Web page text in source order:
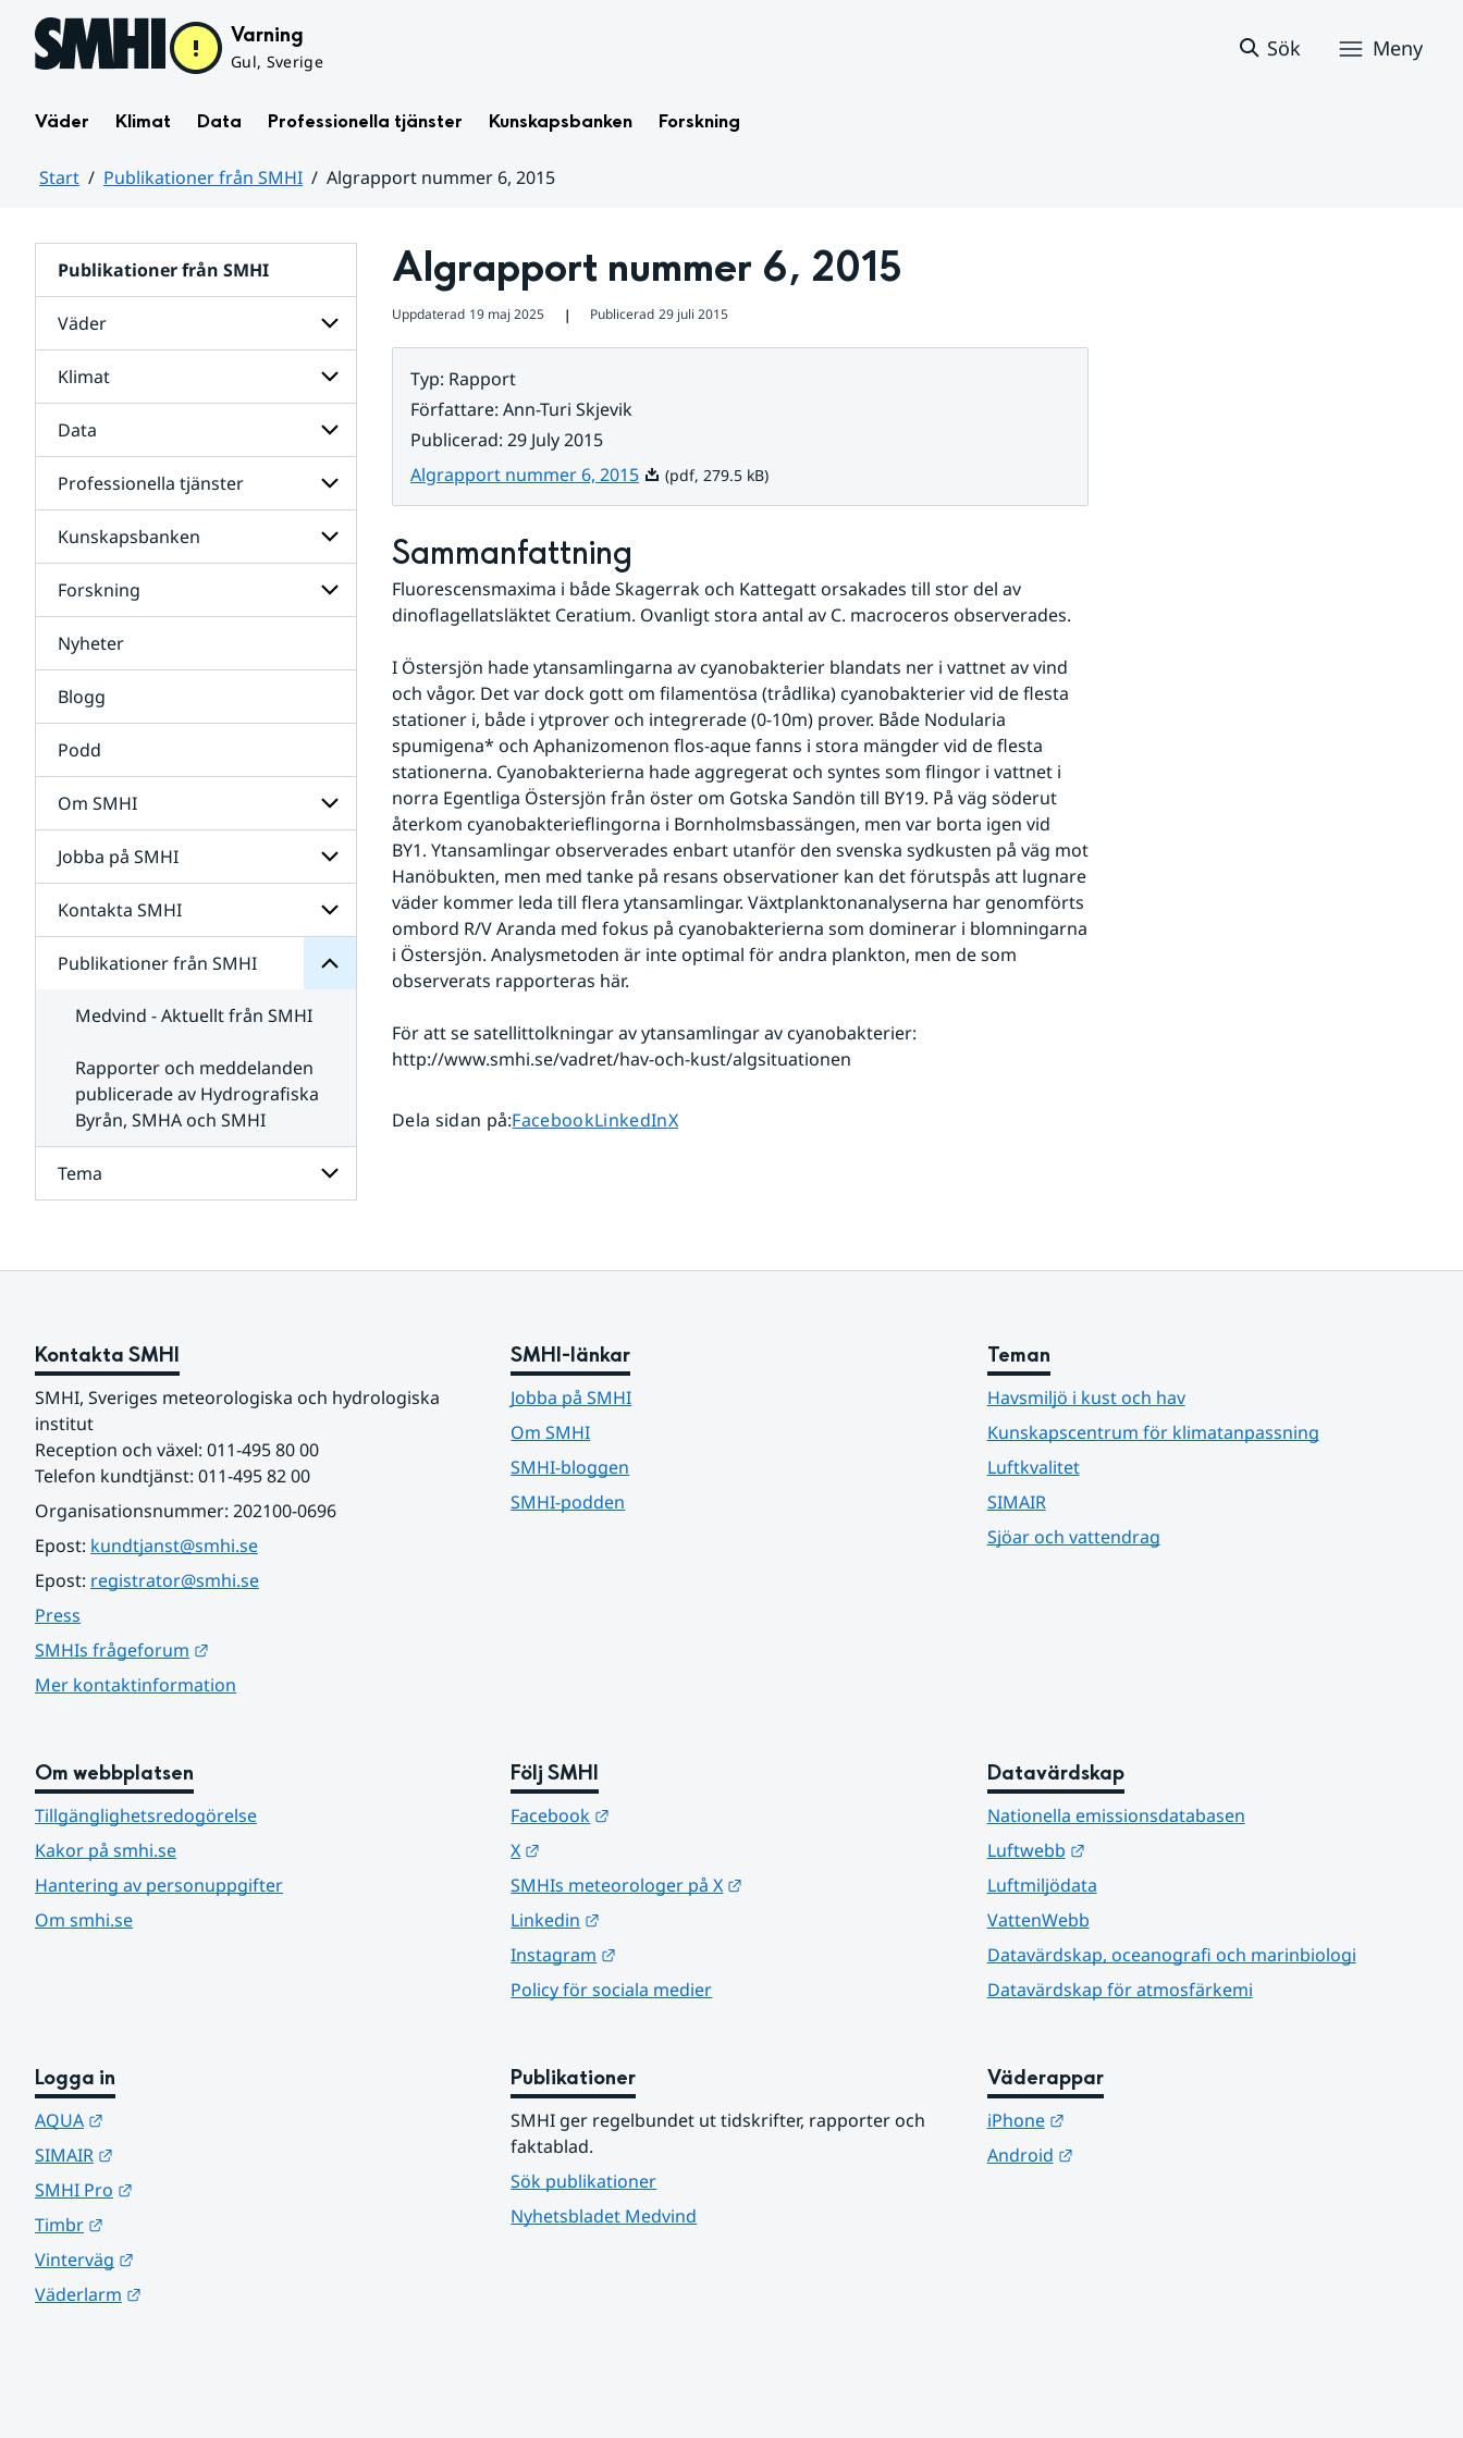
Hoppa till sidans innehåll Varning
Gul, Sverige
Sök Meny
Väder Klimat Data Professionella tjänster Kunskapsbanken Forskning
Start Publikationer från SMHI
Algrapport nummer 6, 2015
Publikationer från SMHI
Väder
Undersidor
för
Väder
Klimat
Undersidor
för
Klimat
Data
Undersidor
för
Data
Professionella tjänster
Undersidor
för
Professionella
tjänster
Kunskapsbanken
Undersidor
för
Kunskapsbanken
Forskning
för
Forskning
Nyheter
Blogg
Podd
Om SMHI
Undersidor
för
Om
SMHI
Jobba på SMHI
Undersidor
för
Jobba
på
Kontakta SMHI
Undersidor
Kontakta
SMHI
Publikationer från SMHI
Undersidor
för
Publikationer
från
SMHI
Medvind - Aktuellt från SMHI
Rapporter och meddelanden
publicerade av Hydrografiska
Byrån, SMHA och SMHI
Tema
Tema
Algrapport nummer 6, 2015
Uppdaterad 19 maj 2025 ❘ Publicerad 29 juli 2015
Typ: Rapport
Författare: Ann-Turi Skjevik
Publicerad: 29 July 2015
Algrapport nummer 6, 2015Pdf, 279.5 kB.
(pdf, 279.5 kB)
Sammanfattning
Fluorescensmaxima i både Skagerrak och Kattegatt orsakades till stor del av
dinoflagellatsläktet Ceratium. Ovanligt stora antal av C. macroceros observerades.
I Östersjön hade ytansamlingarna av cyanobakterier blandats ner i vattnet av vind
och vågor. Det var dock gott om filamentösa (trådlika) cyanobakterier vid de flesta
stationer i, både i ytprover och integrerade (0-10m) prover. Både Nodularia
spumigena* och Aphanizomenon flos-aque fanns i stora mängder vid de flesta
stationerna. Cyanobakterierna hade aggregerat och syntes som flingor i vattnet i
norra Egentliga Östersjön från öster om Gotska Sandön till BY19. På väg söderut
återkom cyanobakterieflingorna i Bornholmsbassängen, men var borta igen vid
BY1. Ytansamlingar observerades enbart utanför den svenska sydkusten på väg mot
Hanöbukten, men med tanke på resans observationer kan det förutspås att lugnare
väder kommer leda till flera ytansamlingar. Växtplanktonanalyserna har genomförts
ombord R/V Aranda med fokus på cyanobakterierna som dominerar i blomningarna
i Östersjön. Analysmetoden är inte optimal för andra plankton, men de som
observerats rapporteras här.
För att se satellittolkningar av ytansamlingar av cyanobakterier:
http://www.smhi.se/vadret/hav-och-kust/algsituationen
Dela sidan på:Dela sidan på
FacebookDela sidan på
LinkedInDela sidan på
X
Kontakta SMHI
SMHI, Sveriges meteorologiska och hydrologiska
institut
Reception och växel: 011-495 80 00
Telefon kundtjänst: 011-495 82 00
Organisationsnummer: 202100-0696
Epost: kundtjanst@smhi.se
Epost: registrator@smhi.se
Press
SMHIs frågeforum
Mer kontaktinformation
SMHI-länkar
Jobba på SMHI
Om SMHI
SMHI-bloggen
SMHI-podden
Teman
Havsmiljö i kust och hav
Kunskapscentrum för klimatanpassning
Luftkvalitet
SIMAIR
Sjöar och vattendrag
Om webbplatsen
Tillgänglighetsredogörelse
Kakor på smhi.se
Hantering av personuppgifter
Om smhi.se
Följ SMHI
Facebook
X
SMHIs meteorologer på X
Linkedin
Instagram
Policy för sociala medier
Datavärdskap
Nationella emissionsdatabasen
Luftwebb
Länk till annan webbplats.
Luftmiljödata
VattenWebb
Datavärdskap, oceanografi och marinbiologi
Datavärdskap för atmosfärkemi
Logga in
AQUA
SIMAIR
SMHI Pro
Timbr
Vinterväg
Väderlarm
Publikationer
SMHI ger regelbundet ut tidskrifter, rapporter och
faktablad.
Sök publikationer
Nyhetsbladet Medvind
Väderappar
iPhone
Länk till annan webbplats.
Android
Länk till annan webbplats.